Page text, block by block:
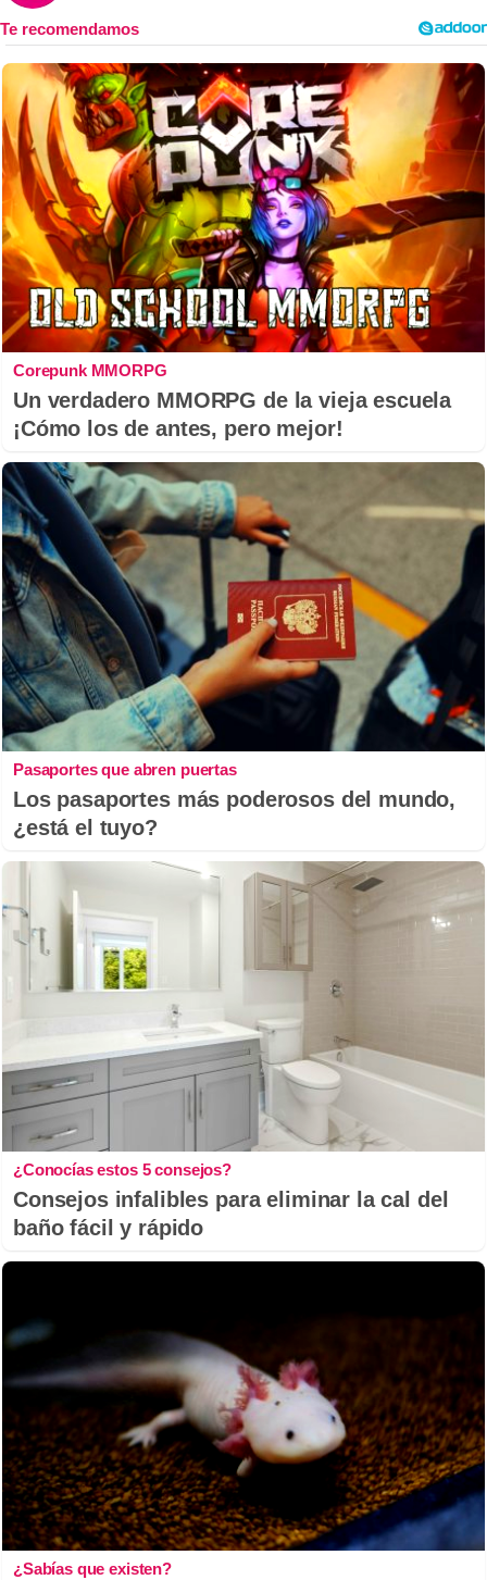
Corepunk MMORPG
Un verdadero MMORPG de la vieja escuela
¡Cómo los de antes, pero mejor!
Pasaportes que abren puertas
Los pasaportes más poderosos del mundo,
¿está el tuyo?
¿Conocías estos 5 consejos?
Consejos infalibles para eliminar la cal del
baño fácil y rápido
¿Sabías que existen?